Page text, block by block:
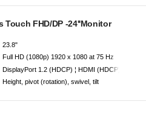
Touch FHD/DP -24''Monitor
23.8"
Full HD (1080p) 1920 x 1080 at 75 Hz
DisplayPort 1.2 (HDCP) ¦ HDMI (HDCP) ¦ USB-B
Height, pivot (rotation), swivel, tilt